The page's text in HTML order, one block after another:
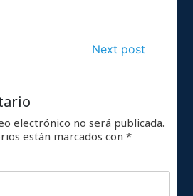
Next post
electrónico no será publicada.
están marcados con*